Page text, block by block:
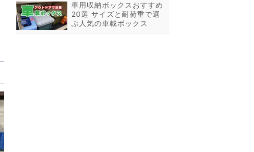
車用収納ボックスおすすめ
20選 サイズと耐荷重で選
ぶ人気の車載ボックス